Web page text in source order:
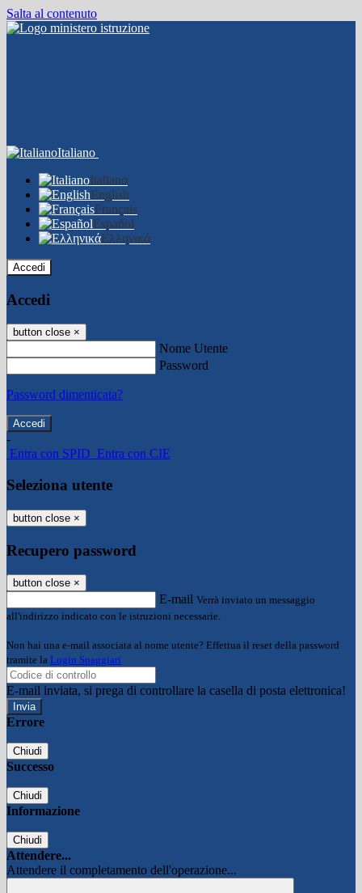
Salta al contenuto
Italiano
Italiano
English
Français
Español
Ελληνικά
Accedi
Accedi
button close ×
Nome Utente
Password
Password dimenticata?
-
Entra con SPID Entra con CIE
Seleziona utente
button close ×
Recupero password
button close ×
E-mail Verrà inviato un messaggio
all'indirizzo indicato con le istruzioni necessarie.
Non hai una e-mail associata al nome utente? Effettua il reset della password
tramite la Login Spaggiari
E-mail inviata, si prega di controllare la casella di posta elettronica!
Errore
Chiudi
Successo
Chiudi
Informazione
Chiudi
Attendere...
Attendere il completamento dell'operazione...